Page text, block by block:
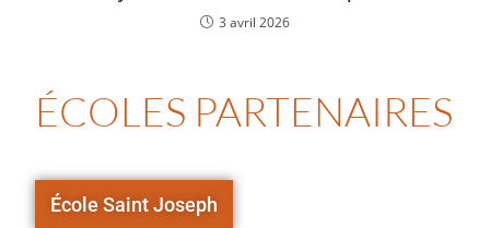
3 avril 2026
ÉCOLES PARTENAIRES
École Saint Joseph